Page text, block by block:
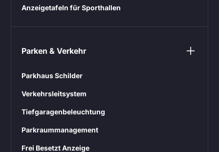
Anzeigetafeln für Sporthallen
Parken & Verkehr
Parkhaus Schilder
Verkehrsleitsystem
Tiefgaragenbeleuchtung
Parkraummanagement
Frei Besetzt Anzeige